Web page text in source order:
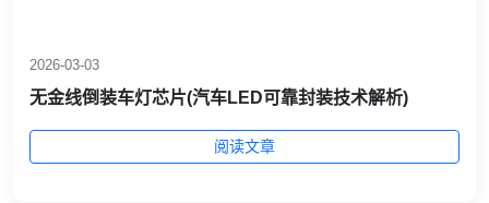
2026-03-03
无金线倒装车灯芯片(汽车LED可靠封装技术解析)
阅读文章